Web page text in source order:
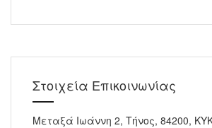
Στοιχεία Επικοινωνίας
Μεταξά Ιωάννη 2, Τήνος, 84200,